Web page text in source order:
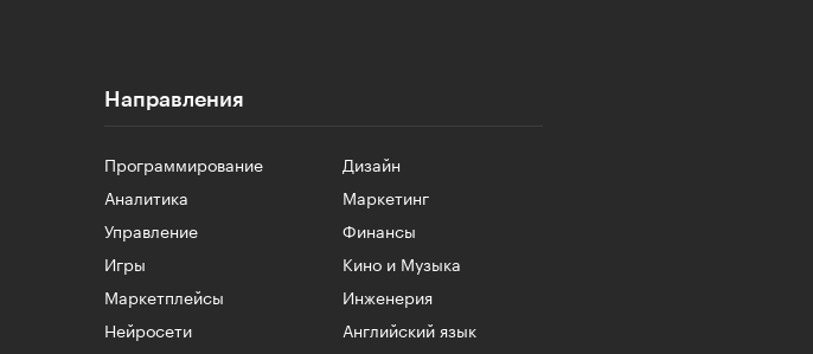
Направления
Программирование
Дизайн
Аналитика
Маркетинг
Управление
Финансы
Игры
Кино и Музыка
Маркетплейсы
Инженерия
Нейросети
Английский язык